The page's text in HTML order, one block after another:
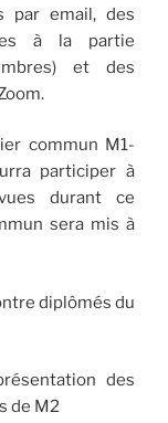
par email, des
à la partie
et des
commun M1-
participer à
durant ce
sera mis à
diplômés du
des
de M2